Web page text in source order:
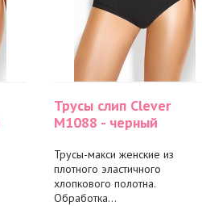
Трусы слип Clever
M1088 - черный
Трусы-макси женские из
плотного эластичного
хлопкового полотна.
Обработка...